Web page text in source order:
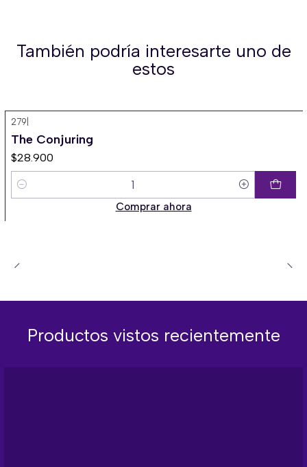
También podría interesarte uno de
estos
279
The Conjuring
$28.900
Cantidad
Comprar ahora
Productos vistos recientemente